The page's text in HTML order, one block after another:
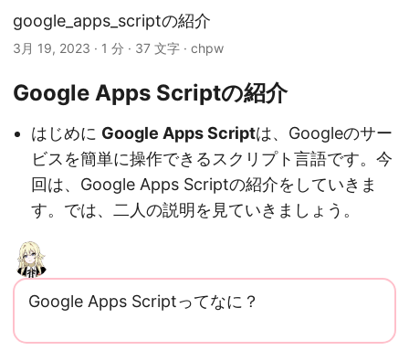
google_apps_scriptの紹介
3月 19, 2023 · 1 分 · 37 文字 · chpw
Google Apps Scriptの紹介
はじめに Google Apps Scriptは、Googleのサー
ビスを簡単に操作できるスクリプト言語です。今
回は、Google Apps Scriptの紹介をしていきま
す。では、二人の説明を見ていきましょう。
Google Apps Scriptってなに？